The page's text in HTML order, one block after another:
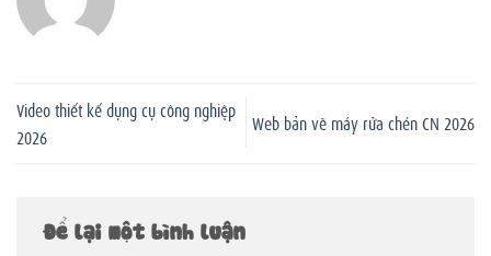
Video thiết kế dụng cụ công nghiệp
2026
Web bản vẽ máy rửa chén CN 2026
Để lại một bình luận